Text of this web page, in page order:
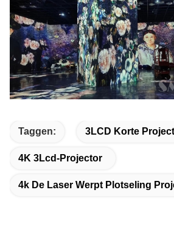
Taggen: 3LCD Korte
4K 3Lcd-Projector
4k De Laser Werpt Plotseling